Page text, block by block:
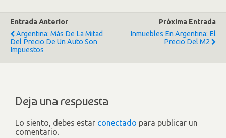
Entrada Anterior
Argentina: Más De La Mitad
Del Precio De Un Auto Son
Impuestos
Próxima Entrada
Inmuebles En Argentina: El
Precio Del M2
Deja una respuesta
Lo siento, debes estar conectado para publicar un
comentario.